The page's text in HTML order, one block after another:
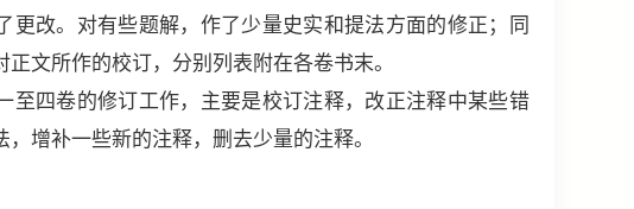
更改。对有些题解，作了少量史实和提法方面的修正；同
文所作的校订，分别列表附在各卷书末。
四卷的修订工作，主要是校订注释，改正注释中某些错
增补一些新的注释，删去少量的注释。